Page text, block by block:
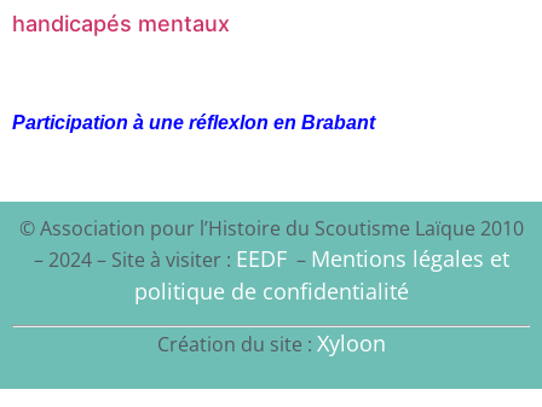
handicapés mentaux
Participation à une réflexlon en Brabant
© Association pour l’Histoire du Scoutisme Laïque 2010
– 2024 – Site à visiter : EEDF– Mentions légales et
politique de confidentialité
Création du site : Xyloon